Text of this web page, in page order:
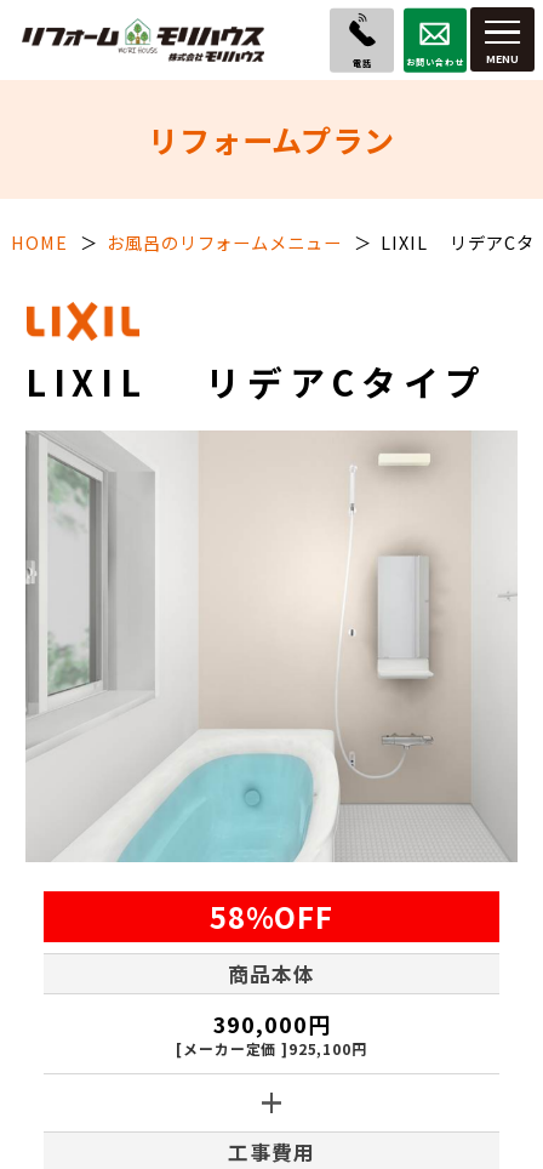
電話 お問い合わせ
リフォームプラン
HOME お風呂のリフォームメニュー LIXIL リデアCタ
LIXIL リデアCタイプ
58%OFF
商品本体
390,000円
[メーカー定価 ]925,100円
工事費用